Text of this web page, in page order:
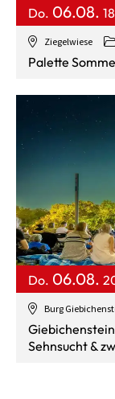
Ziegelwiese
Do. 06.08.
Palette
Burg
Do. 06.08.
Sehnsucht &